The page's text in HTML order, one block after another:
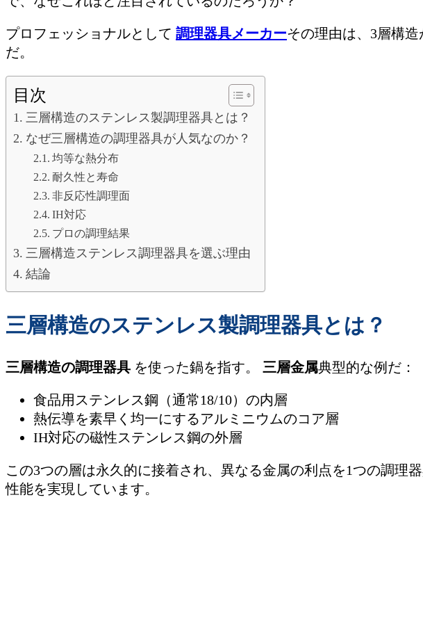
プロフェッショナルとして 調理器具メーカーその理由は、3層構
だ。
目次
三層構造のステンレス製調理器具とは？
なぜ三層構造の調理器具が人気なのか？
均等な熱分布
耐久性と寿命
非反応性調理面
IH対応
プロの調理結果
三層構造ステンレス調理器具を選ぶ理由
結論
三層構造のステンレス製調理器具とは？
三層構造の調理器具 を使った鍋を指す。 三層金属典型的な例だ：
食品用ステンレス鋼（通常18/10）の内層
熱伝導を素早く均一にするアルミニウムのコア層
IH対応の磁性ステンレス鋼の外層
この3つの層は永久的に接着され、異なる金属の利点を1つの調理
性能を実現しています。